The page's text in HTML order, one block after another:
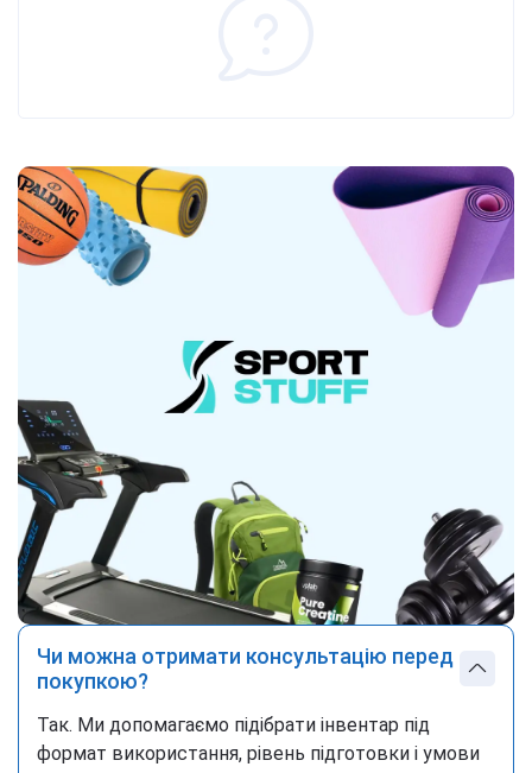
Чи можна отримати консультацію перед
покупкою?
Так. Ми допомагаємо підібрати інвентар під
формат використання, рівень підготовки і умови